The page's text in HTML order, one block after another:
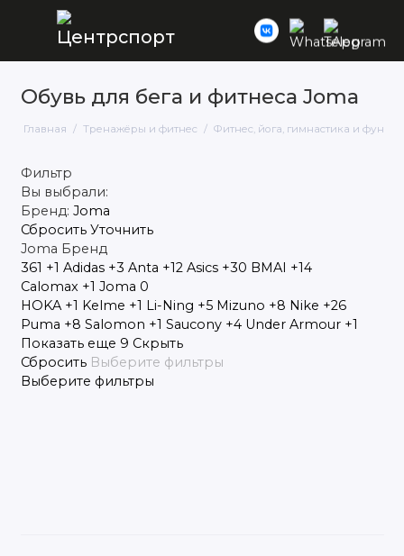
Обувь для бега и фитнеса Joma
Главная Тренажёры и фитнес Фитнес, йога, гимнастика и
Фильтр
Вы выбрали:
Бренд: Joma
Сбросить Уточнить
Joma Бренд
361 +1 Adidas +3 Anta +12 Asics +30 BMAI +14
Calomax +1 Joma 0
HOKA +1 Kelme +1 Li-Ning +5 Mizuno +8 Nike +26
Puma +8 Salomon +1 Saucony +4 Under Armour +1
Показать еще 9 Скрыть
Сбросить Выберите фильтры
Выберите фильтры
Кардиотренажеры
Cиловые тренажеры
Фитнес, йога, гимнастика и
функциональный тренинг (кроссфит)
Атлетика